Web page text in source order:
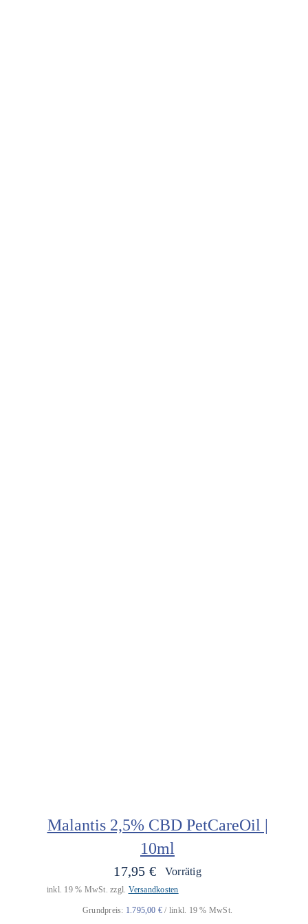
Malantis 2,5% CBD PetCareOil |
10ml
17,95€ Vorrätig
inkl. 19 % MwSt. zzgl. Versandkosten
Grundpreis: 1.795,00 € / linkl. 19 % MwSt.